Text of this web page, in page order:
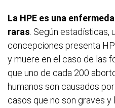
La HPE es una
raras . Según estadísticas,
concepciones presenta
y muere en el caso de las
que uno de cada 200
humanos son causados
casos que no son graves y